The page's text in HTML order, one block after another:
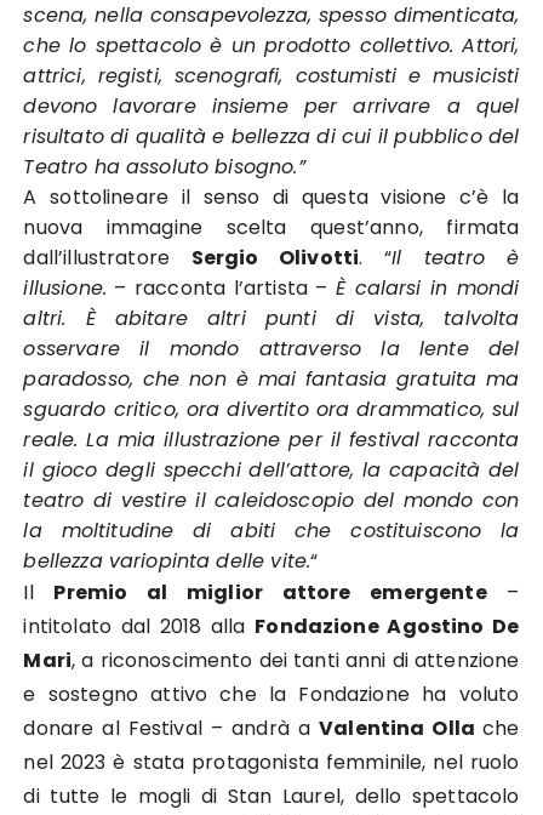
scena, nella consapevolezza, spesso dimenticata,
che lo spettacolo è un prodotto collettivo. Attori,
attrici, registi, scenografi, costumisti e musicisti
devono lavorare insieme per arrivare a quel
risultato di qualità e bellezza di cui il pubblico del
Teatro ha assoluto bisogno.”
A sottolineare il senso di questa visione c’è la
nuova immagine scelta quest’anno, firmata
dall’illustratore Sergio Olivotti. “Il teatro è
illusione. – racconta l’artista – È calarsi in mondi
altri. È abitare altri punti di vista, talvolta
osservare il mondo attraverso la lente del
paradosso, che non è mai fantasia gratuita ma
sguardo critico, ora divertito ora drammatico, sul
reale. La mia illustrazione per il festival racconta
il gioco degli specchi dell’attore, la capacità del
teatro di vestire il caleidoscopio del mondo con
la moltitudine di abiti che costituiscono la
bellezza variopinta delle vite.“
Il Premio al miglior attore emergente–
intitolato dal 2018 alla Fondazione Agostino De
Mari, a riconoscimento dei tanti anni di attenzione
e sostegno attivo che la Fondazione ha voluto
donare al Festival – andrà aValentina Ollache
nel 2023 è stata protagonista femminile, nel ruolo
di tutte le mogli di Stan Laurel, dello spettacolo